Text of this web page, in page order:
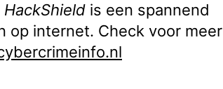
HackShield is een spannend
op internet. Check voor meer